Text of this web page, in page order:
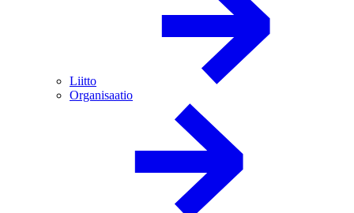
Liitto
Organisaatio